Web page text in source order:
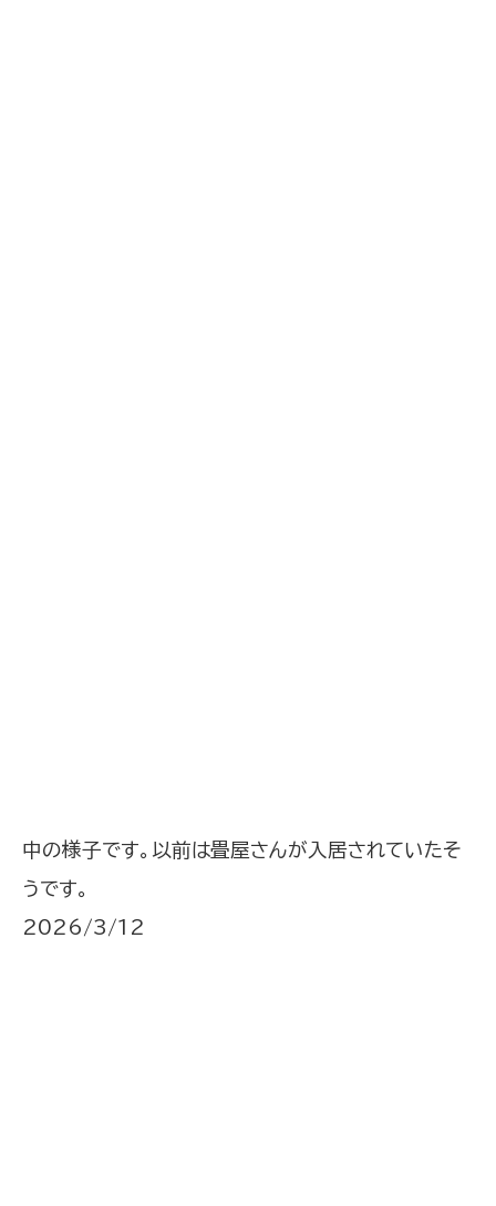
中の様子です。以前は畳屋さんが入居されていたそ
うです。
2026/3/12